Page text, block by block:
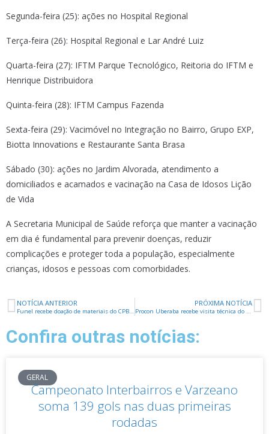
Segunda-feira (25): ações no Hospital Regional
Terça-feira (26): Hospital Regional e Lar André Luiz
Quarta-feira (27): IFTM Parque Tecnológico, Reitoria do IFTM e
Henrique Distribuidora
Quinta-feira (28): IFTM Campus Fazenda
Sexta-feira (29): Vacimóvel no Integração no Bairro, Grupo EXP,
Biotta Innovations e Restaurante Santa Brasa
Sábado (30): ações no Jardim Alvorada, atendimento a
domiciliados e acamados e vacinação na Casa de Idosos Lição
de Vida
A Secretaria Municipal de Saúde reforça que manter a vacinação
em dia é fundamental para prevenir doenças, reduzir
complicações e proteger toda a população, especialmente
crianças, idosos e pessoas com comorbidades.
NOTÍCIA ANTERIOR
Funel recebe doação de materiais do CPB ao paradesporto
PRÓXIMA NOTÍCIA
Procon Uberaba recebe visita técnica do projeto “Rota Procon-MG” nesta quinta-feira (28)
Confira outras notícias:
GERAL
Campeonato Interbairros e Varzeano
soma 139 gols nas duas primeiras
rodadas